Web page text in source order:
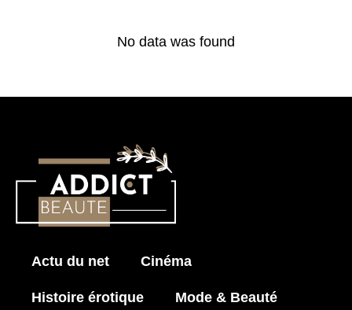
No data was found
Actu du net Cinéma
Histoire érotique Mode & Beauté